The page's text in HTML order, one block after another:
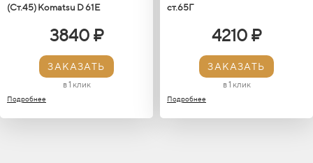
(Ст.45) Кomatsu D 61E
3840 ₽
ЗАКАЗАТЬ
в 1 клик
Подробнее
ст.65Г
4210 ₽
ЗАКАЗАТЬ
в 1 клик
Подробнее